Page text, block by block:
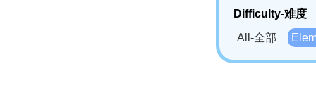
Difficulty-难度
All-全部